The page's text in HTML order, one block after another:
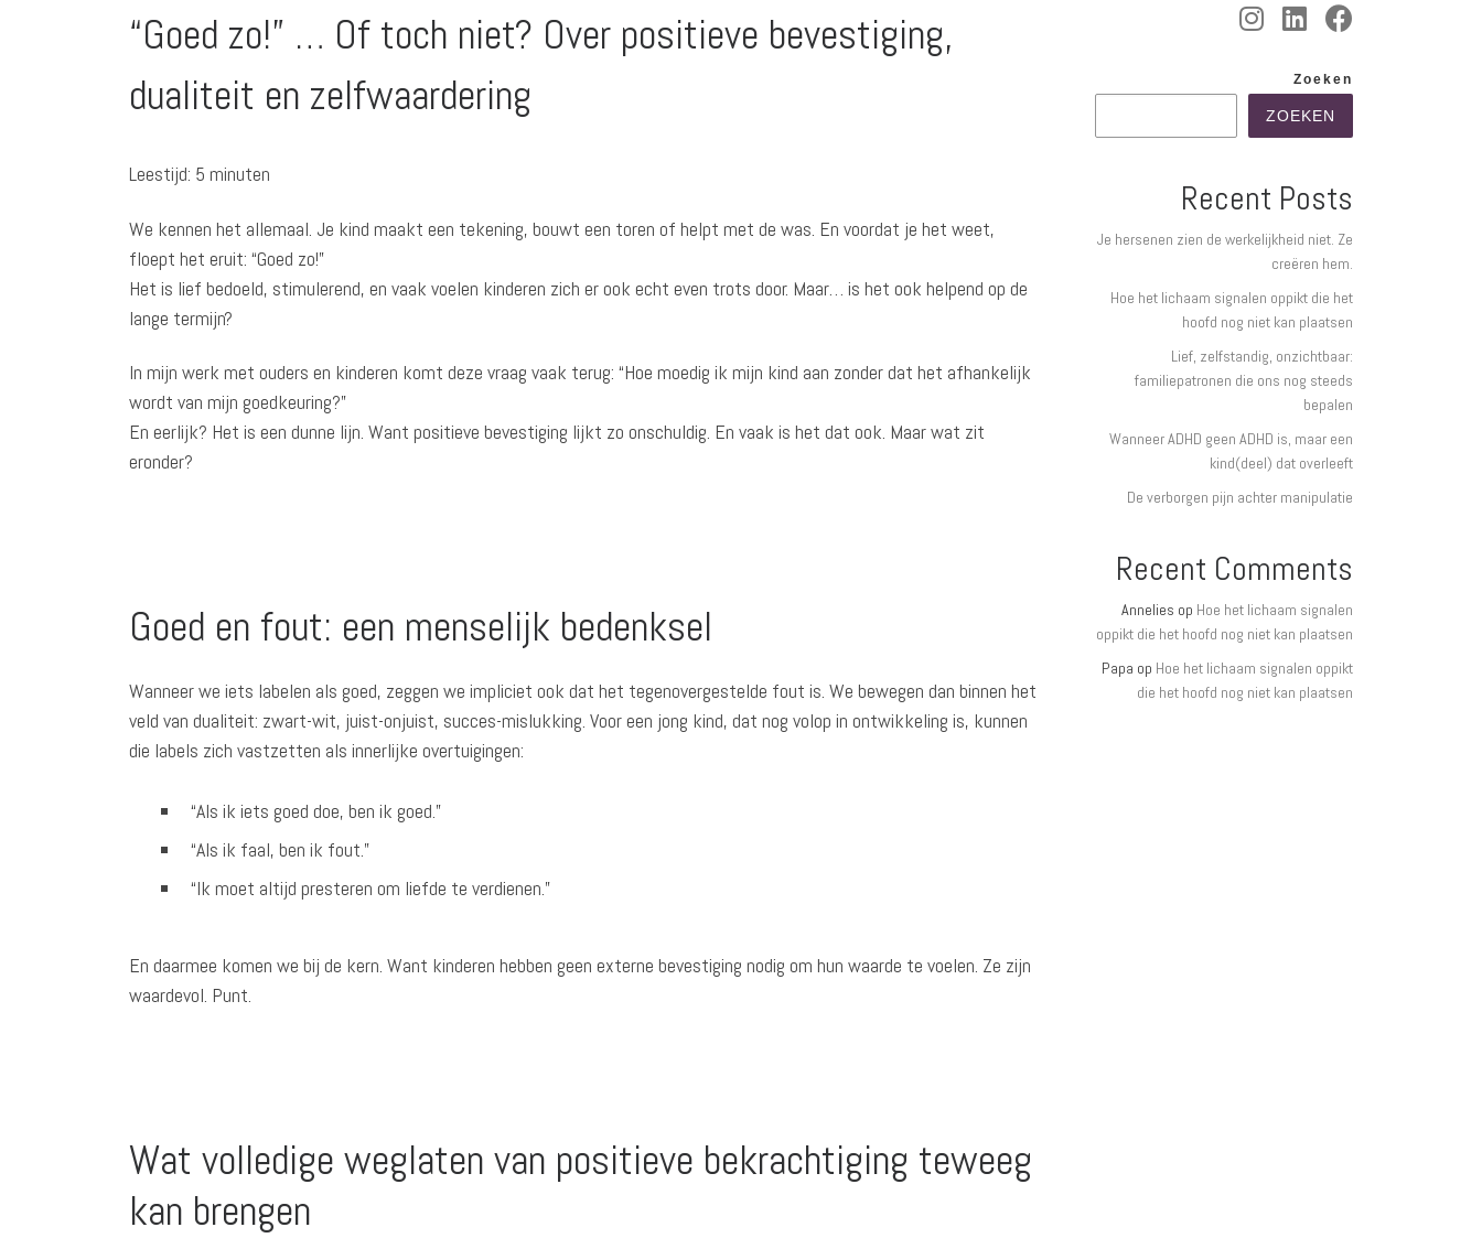
“Goed zo!” … Of toch niet? Over positieve bevestiging,
dualiteit en zelfwaardering
Leestijd: 5 minuten
We kennen het allemaal. Je kind maakt een tekening, bouwt een toren of helpt met de was. En voordat je het weet,
floept het eruit: “Goed zo!”
Het is lief bedoeld, stimulerend, en vaak voelen kinderen zich er ook echt even trots door. Maar… is het ook helpend op de
lange termijn?
In mijn werk met ouders en kinderen komt deze vraag vaak terug: “Hoe moedig ik mijn kind aan zonder dat het afhankelijk
wordt van mijn goedkeuring?”
En eerlijk? Het is een dunne lijn. Want positieve bevestiging lijkt zo onschuldig. En vaak is het dat ook. Maar wat zit
eronder?
Goed en fout: een menselijk bedenksel
Wanneer we iets labelen als goed, zeggen we impliciet ook dat het tegenovergestelde fout is. We bewegen dan binnen het
veld van dualiteit: zwart-wit, juist-onjuist, succes-mislukking. Voor een jong kind, dat nog volop in ontwikkeling is, kunnen
die labels zich vastzetten als innerlijke overtuigingen:
“Als ik iets goed doe, ben ik goed.”
“Als ik faal, ben ik fout.”
“Ik moet altijd presteren om liefde te verdienen.”
En daarmee komen we bij de kern. Want kinderen hebben geen externe bevestiging nodig om hun waarde te voelen. Ze zijn
waardevol. Punt.
Wat volledige weglaten van positieve bekrachtiging teweeg
kan brengen
Zoeken
ZOEKEN
Recent Posts
Je hersenen zien de werkelijkheid niet. Ze
creëren hem.
Hoe het lichaam signalen oppikt die het
hoofd nog niet kan plaatsen
Lief, zelfstandig, onzichtbaar:
familiepatronen die ons nog steeds
bepalen
Wanneer ADHD geen ADHD is, maar een
kind(deel) dat overleeft
De verborgen pijn achter manipulatie
Recent Comments
Annelies op Hoe het lichaam signalen
oppikt die het hoofd nog niet kan plaatsen
Papa op Hoe het lichaam signalen oppikt
die het hoofd nog niet kan plaatsen